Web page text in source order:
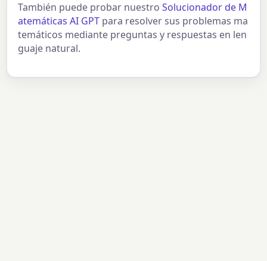
También puede probar nuestroSolucionador de M
atemáticas AI GPT para resolver sus problemas ma
temáticos mediante preguntas y respuestas en len
guaje natural.